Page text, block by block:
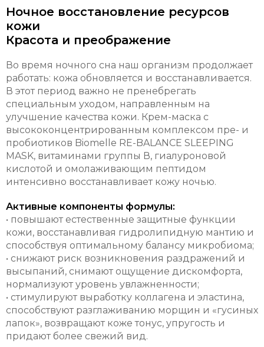
Ночное восстановление ресурсов
кожи
Красота и преображение
Во время ночного сна наш организм продолжает
работать: кожа обновляется и восстанавливается.
В этот период важно не пренебрегать
специальным уходом, направленным на
улучшение качества кожи. Крем-маска с
высококонцентрированным комплексом пре- и
пробиотиков Biomelle RE-BALANCE SLEEPING
MASK, витаминами группы В, гиалуроновой
кислотой и омолаживающим пептидом
интенсивно восстанавливает кожу ночью.
Активные компоненты формулы:
• повышают естественные защитные функции
кожи, восстанавливая гидролипидную мантию и
способствуя оптимальному балансу микробиома;
• снижают риск возникновения раздражений и
высыпаний, снимают ощущение дискомфорта,
нормализуют уровень увлажненности;
• стимулируют выработку коллагена и эластина,
способствуют разглаживанию морщин и «гусиных
лапок», возвращают коже тонус, упругость и
придают более свежий вид.